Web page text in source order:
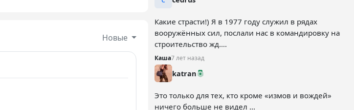
Новые
Какие страсти!) Я в 1977 году служил в рядах
вооружённых сил, послали нас в командировку на
строительство жд....
Каша7 лет назад
katran
Это только для тех, кто кроме «измов и вождей»
ничего больше не видел ...